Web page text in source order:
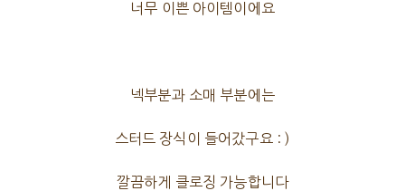
너무 이쁜 아이템이에요
넥부분과 소매 부분에는
스터드 장식이 들어갔구요 : )
깔끔하게 클로징 가능합니다